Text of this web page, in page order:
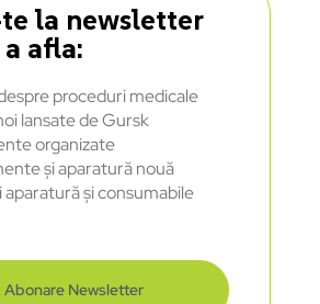
la newsletter
afla:
proceduri medicale
lansate de Gursk
organizate
și aparatură nouă
și consumabile
Abonare Newsletter